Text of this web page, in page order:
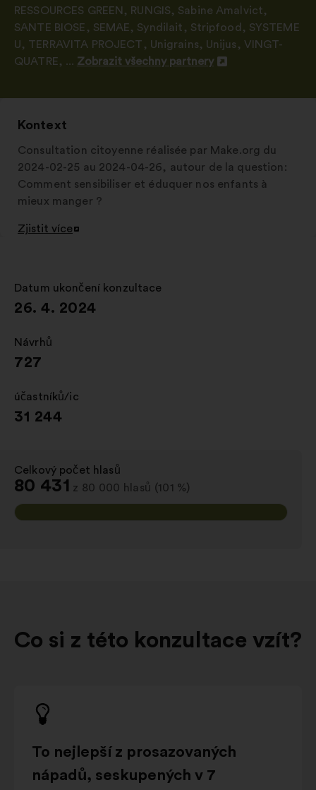
RESSOURCES GREEN , RUNGIS, Sabine Amalvict,
SANTE BIOSE , SEMAE, Syndilait , Stripfood , SYSTEME
U, TERRAVITA PROJECT , Unigrains, Unijus , VINGT-
QUATRE, ... Zobrazit všechny partnery
Otevřít
Kontext
Consultation citoyenne réalisée par Make.org du
2024-02-25 au 2024-04-26, autour de la question:
Comment sensibiliser et éduquer nos enfants à
mieux manger ?
Zjistit více
Otevřít
kartě
Datum ukončení konzultace
:
26. 4. 2024
Návrhů
:
727
účastníků/ic
:
31 244
Celkový počet hlasů
:
80 431 z 80 000 hlasů (101 %)
Co si z této konzultace vzít?
To nejlepší z prosazovaných
nápadů, seskupených v 7